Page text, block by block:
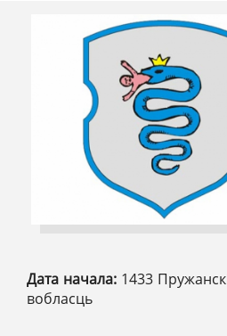
Дата начала: 1433
вобласць